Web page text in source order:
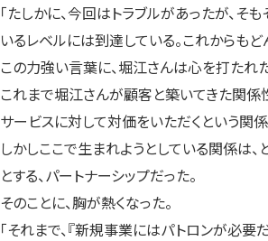
「たしかに、今回はトラブルがあったが、そ
いるレベルには到達している。これからもど
この力強い言葉に、堀江さんは心を打たれた
これまで堀江さんが顧客と築いてきた関係
サービスに対して対価をいただくという関係
しかしここで生まれようとしている関係は
とする、パートナーシップだった。
そのことに、胸が熱くなった。
「それまで、『新規事業にはパトロンが必要